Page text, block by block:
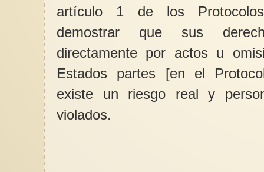
artículo 1 de los
demostrar que sus
directamente por actos u
Estados partes [en el
existe un riesgo real y
violados.